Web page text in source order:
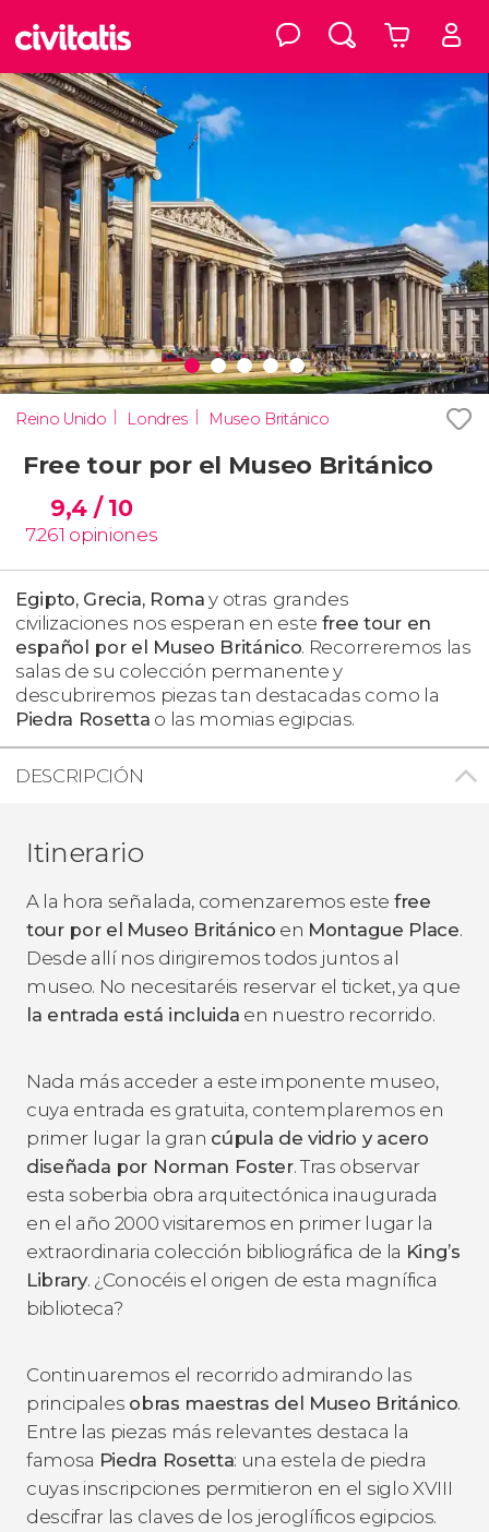
Reino Unido Londres Museo Británico
Free tour por el Museo Británico
9,4 / 10
7.261 opiniones
Egipto, Grecia, Roma y otras grandes
civilizaciones nos esperan en este free tour en
español por el Museo Británico. Recorreremos las
salas de su colección permanente y
descubriremos piezas tan destacadas como la
Piedra Rosetta o las momias egipcias.
DESCRIPCIÓN
Itinerario
A la hora señalada, comenzaremos este free
tour por el Museo Británico en Montague Place.
Desde allí nos dirigiremos todos juntos al
museo. No necesitaréis reservar el ticket, ya que
la entrada está incluida en nuestro recorrido.
Nada más acceder a este imponente museo,
cuya entrada es gratuita, contemplaremos en
primer lugar la gran cúpula de vidrio y acero
diseñada por Norman Foster. Tras observar
esta soberbia obra arquitectónica inaugurada
en el año 2000 visitaremos en primer lugar la
extraordinaria colección bibliográfica de la King’s
Library. ¿Conocéis el origen de esta magnífica
biblioteca?
Continuaremos el recorrido admirando las
principales obras maestras del Museo Británico.
Entre las piezas más relevantes destaca la
famosa Piedra Rosetta: una estela de piedra
cuyas inscripciones permitieron en el siglo XVIII
descifrar las claves de los jeroglíficos egipcios.